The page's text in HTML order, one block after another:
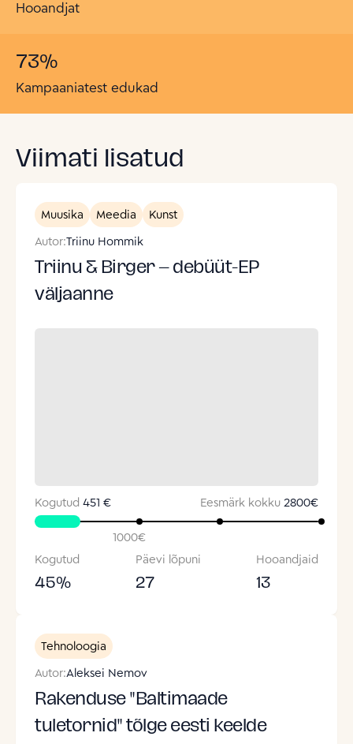
Hooandjat
73%
Kampaaniatest edukad
Viimati lisatud
Muusika Meedia
Kunst
Autor:Triinu Hommik
Triinu & Birger – debüüt-EP
väljaanne
Kogutud 451 € Eesmärk kokku 2800€
1000€
Kogutud
45%
Päevi lõpuni
27
Hooandjaid
13
Tehnoloogia
Autor:Aleksei Nemov
Rakenduse "Baltimaade
tuletornid" tõlge eesti keelde